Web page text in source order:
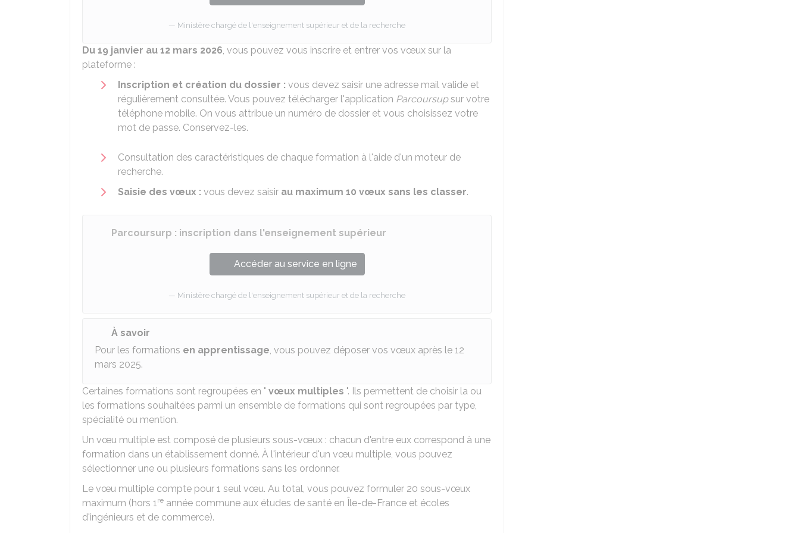
Ministère chargé de l'enseignement supérieur et de la recherche
Du 19 janvier au 12 mars 2026, vous pouvez vous inscrire et entrer vos vœux sur la
plateforme :
Inscription et création du dossier : vous devez saisir une adresse mail valide et
régulièrement consultée. Vous pouvez télécharger l'application Parcoursupsur votre
téléphone mobile. On vous attribue un numéro de dossier et vous choisissez votre
mot de passe. Conservez-les.
Consultation des caractéristiques de chaque formation à l'aide d'un moteur de
recherche.
Saisie des vœux : vous devez saisir au maximum 10 vœux sans les classer.
Parcoursurp : inscription dans l'enseignement supérieur
Accéder au service en ligne
Ministère chargé de l'enseignement supérieur et de la recherche
À savoir
Pour les formations en apprentissage, vous pouvez déposer vos vœux après le 12
mars 2025.
Certaines formations sont regroupées en " vœux multiples ". Ils permettent de choisir la ou
les formations souhaitées parmi un ensemble de formations qui sont regroupées par type,
spécialité ou mention.
Un vœu multiple est composé de plusieurs sous-vœux : chacun d'entre eux correspond à une
formation dans un établissement donné. À l'intérieur d'un vœu multiple, vous pouvez
sélectionner une ou plusieurs formations sans les ordonner.
Le vœu multiple compte pour 1 seul vœu. Au total, vous pouvez formuler 20 sous-vœux
maximum (hors 1re année commune aux études de santé en Île-de-France et écoles
d'ingénieurs et de commerce).